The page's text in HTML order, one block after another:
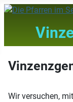
Wir versuchen,